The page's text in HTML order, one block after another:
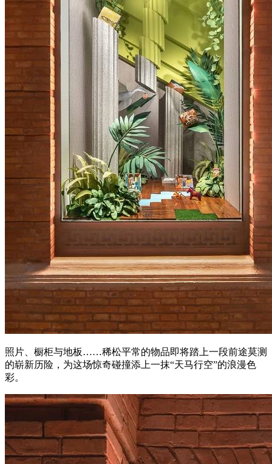
照片、橱柜与地板……稀松平常的物品即将踏上一段前途莫测
的崭新历险，为这场惊奇碰撞添上一抹“天马行空”的浪漫色
彩。